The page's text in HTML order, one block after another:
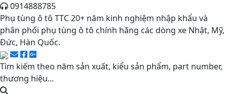
0914888785
Phụ tùng ô tô TTC 20+ năm kinh nghiệm nhập khẩu và
phân phối phụ tùng ô tô chính hãng các dòng xe Nhật, Mỹ,
Đức, Hàn Quốc.
Tìm kiếm theo năm sản xuất, kiểu sản phẩm, part number,
thương hiệu...